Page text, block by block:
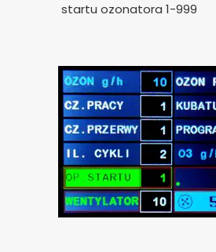
startu ozonatora 1-999